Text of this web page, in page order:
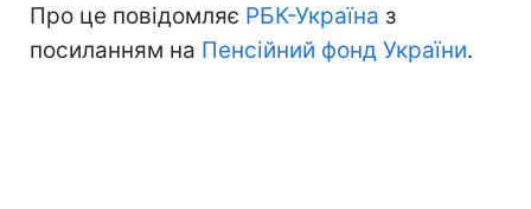
Про це повідомляє РБК-Україна з
посиланням на Пенсійний фонд України.